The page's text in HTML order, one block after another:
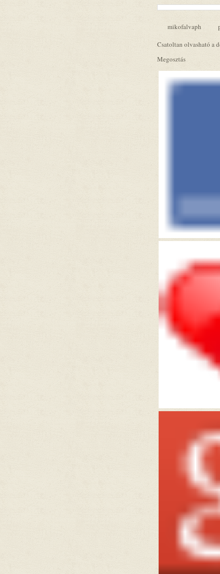
mikofalvaph
Csatoltan olvasható a
Megosztás